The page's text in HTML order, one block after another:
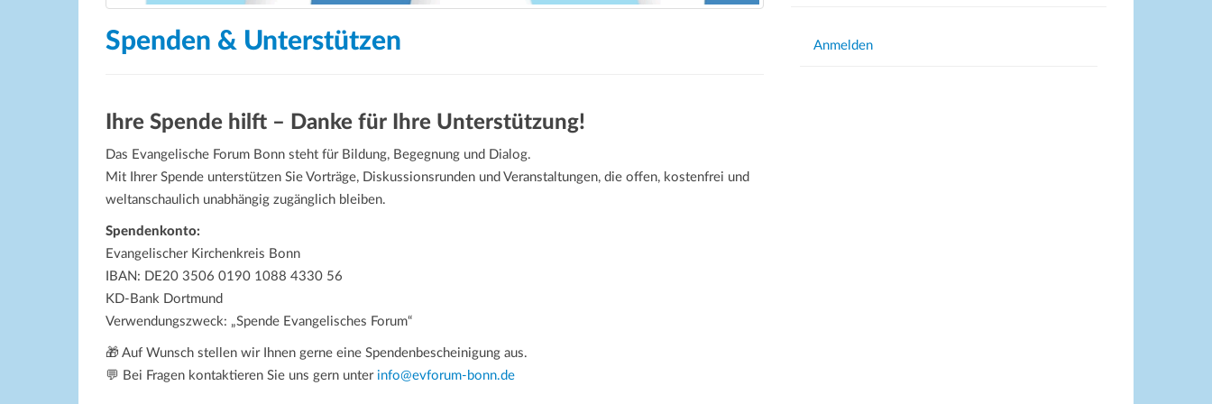
Spenden & Unterstützen
Ihre Spende hilft – Danke für Ihre Unterstützung!
Das Evangelische Forum Bonn steht für Bildung, Begegnung und Dialog.
Mit Ihrer Spende unterstützen Sie Vorträge, Diskussionsrunden und Veranstaltungen, die offen, kostenfrei und
weltanschaulich unabhängig zugänglich bleiben.
Spendenkonto:
Evangelischer Kirchenkreis Bonn
IBAN: DE20 3506 0190 1088 4330 56
KD-Bank Dortmund
Verwendungszweck: „Spende Evangelisches Forum“
🎁 Auf Wunsch stellen wir Ihnen gerne eine Spendenbescheinigung aus.
💬 Bei Fragen kontaktieren Sie uns gern unter info@evforum-bonn.de
Anmelden